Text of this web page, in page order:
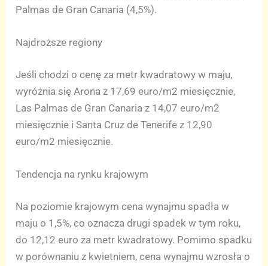
Palmas de Gran Canaria (4,5%).
Najdroższe regiony
Jeśli chodzi o cenę za metr kwadratowy w maju,
wyróżnia się Arona z 17,69 euro/m2 miesięcznie,
Las Palmas de Gran Canaria z 14,07 euro/m2
miesięcznie i Santa Cruz de Tenerife z 12,90
euro/m2 miesięcznie.
Tendencja na rynku krajowym
Na poziomie krajowym cena wynajmu spadła w
maju o 1,5%, co oznacza drugi spadek w tym roku,
do 12,12 euro za metr kwadratowy. Pomimo spadku
w porównaniu z kwietniem, cena wynajmu wzrosła o